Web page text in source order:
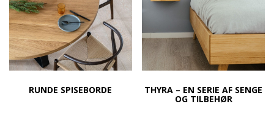
RUNDE SPISEBORDE THYRA – EN SERIE AF SENGE
OG TILBEHØR